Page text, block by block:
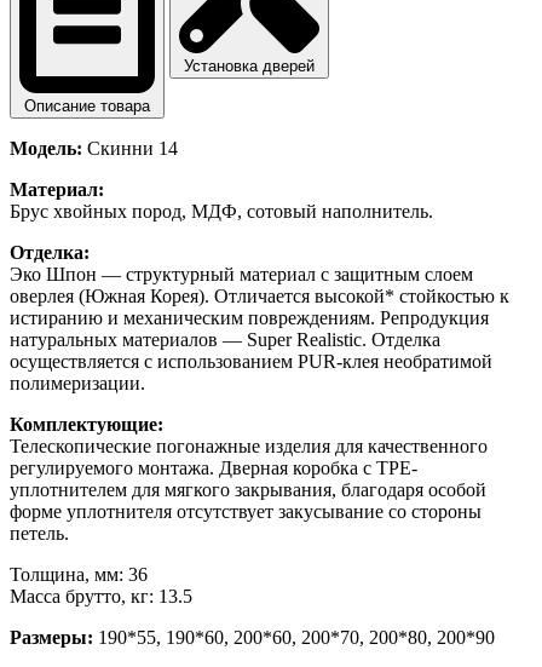
Описание товара
Установка дверей
Модель: Скинни 14
Материал:
Брус хвойных пород, МДФ, сотовый наполнитель.
Отделка:
Эко Шпон — структурный материал с защитным слоем
оверлея (Южная Корея). Отличается высокой* стойкостью к
истиранию и механическим повреждениям. Репродукция
натуральных материалов — Super Realistic. Отделка
осуществляется с использованием PUR-клея необратимой
полимеризации.
Комплектующие:
Телескопические погонажные изделия для качественного
регулируемого монтажа. Дверная коробка с TPE-
уплотнителем для мягкого закрывания, благодаря особой
форме уплотнителя отсутствует закусывание со стороны
петель.
Толщина, мм: 36
Масса брутто, кг: 13.5
Размеры: 190*55, 190*60, 200*60, 200*70, 200*80, 200*90